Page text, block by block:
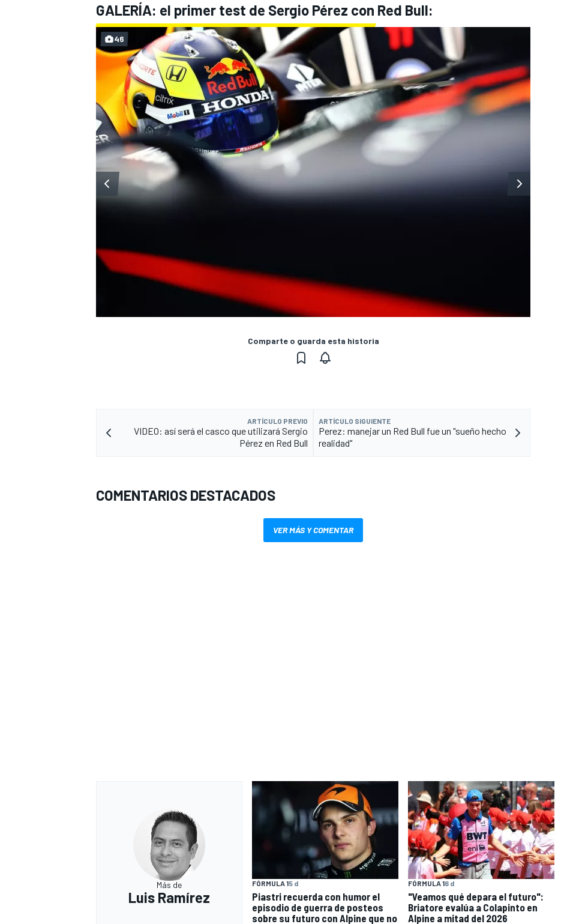
MÁS CATEGORÍAS
GALERÍA: el primer test de Sergio Pérez con Red Bull:
46
Comparte o guarda esta historia
ARTÍCULO PREVIO
VIDEO: así será el casco que utilizará Sergio
Pérez en Red Bull
ARTÍCULO SIGUIENTE
Perez: manejar un Red Bull fue un "sueño hecho
realidad"
COMENTARIOS DESTACADOS
VER MÁS Y COMENTAR
Más de
Luis Ramírez
FÓRMULA 15 d
Piastri recuerda con humor el
episodio de guerra de posteos
sobre su futuro con Alpine que no
FÓRMULA 16 d
"Veamos qué depara el futuro":
Briatore evalúa a Colapinto en
Alpine a mitad del 2026